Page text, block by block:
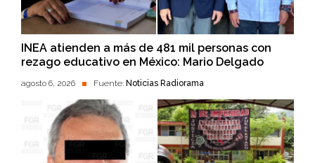
INEA atienden a más de 481 mil personas con
rezago educativo en México: Mario Delgado
agosto 6, 2026 Fuente: Noticias Radiorama